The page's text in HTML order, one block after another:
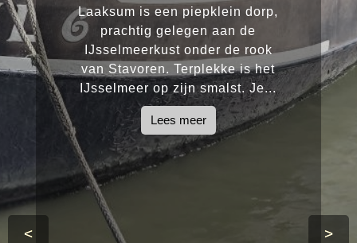
Laaksum is een piepklein dorp,
prachtig gelegen aan de
IJsselmeerkust onder de rook
van Stavoren. Terplekke is het
IJsselmeer op zijn smalst. Je...
Lees meer
< >